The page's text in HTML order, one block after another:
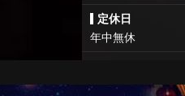
定休日
年中無休